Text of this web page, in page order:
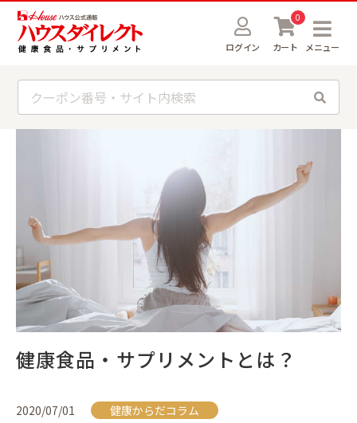
ログイン
0
カート メニュー
健康食品・サプリメントとは？
2020/07/01 健康からだコラム